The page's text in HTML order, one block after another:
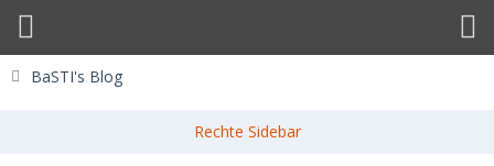
BaSTI's Blog